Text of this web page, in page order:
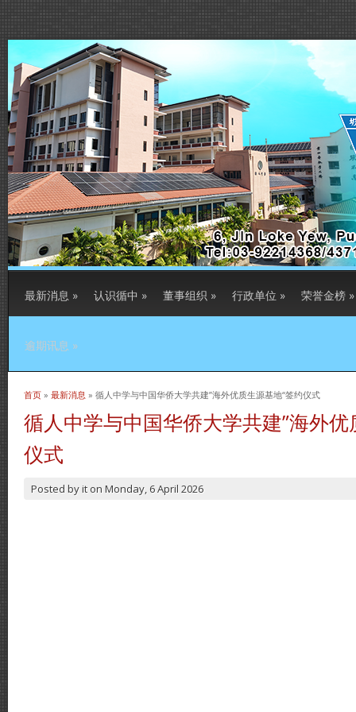
最新消息 » 认识循中 » 董事组织 » 行政单位 » 荣誉金榜 »
逾期讯息 »
当前位置
首页 » 最新消息 » 循人中学与中国华侨大学共建”海外优质生源基地“签约仪式
循人中学与中国华侨大学共建”海外优
仪式
Posted byit on Monday, 6 April 2026